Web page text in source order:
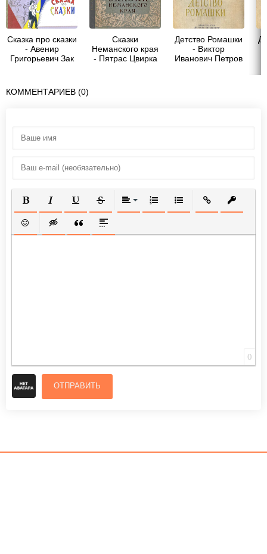
Сказка про сказки
- Авенир
Григорьевич Зак
Сказки
Неманского края
- Пятрас Цвирка
Детство Ромашки
- Виктор
Иванович Петров
КОММЕНТАРИЕВ (0)
ПОЛУЖИРНЫЙ
КУРСИВПОДЧЕРКНУТЫЙ
ЗАЧЕРКНУТЫЙВЫРАВНИВАНИЕ
НУМЕРОВАННЫЙ СПИСОК
МАРКИРОВАННЫЙ
ВСТАВИТЬ
ВСТАВИТЬ СМАЙЛИК
ВСТАВКА СКРЫТОГО ТЕКСТА
ВСТАВКА ЦИТАТЫ
ВСТАВКА СПОЙЛЕРА
0
ОТПРАВИТЬ